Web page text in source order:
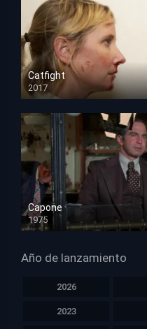
Catfight
2017
HD 720p
Capone
1975
HD 1080p
Año de lanzamiento
2026
2023